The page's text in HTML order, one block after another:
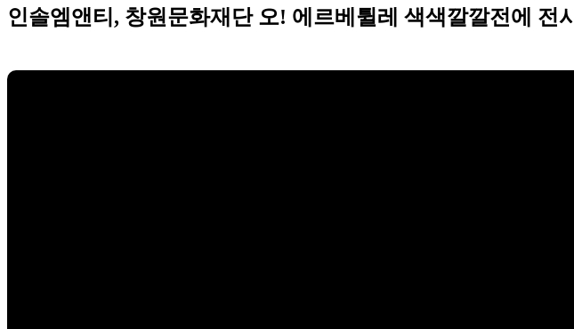
인솔엠앤티, 창원문화재단 오! 에르베튈레 색색깔깔전에 전시